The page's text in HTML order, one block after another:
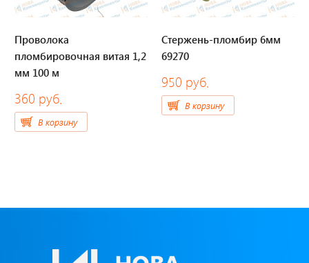
Проволока
пломбировочная витая 1,2
мм 100 м
360 руб.
В корзину
Стержень-пломбир 6мм
69270
950 руб.
В корзину